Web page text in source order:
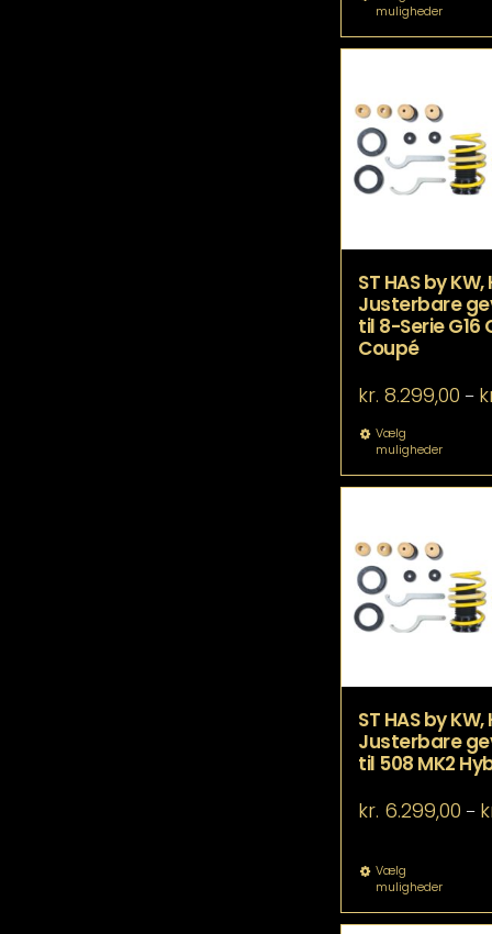
muligheder
på
ST HAS by KW,
Justerbare
til 8-Serie G16
Coupé
kr. 8.299,00 –
Vælg
muligheder
på
ST HAS by KW,
Justerbare
til 508 MK2
kr. 6.299,00 –
Vælg
muligheder